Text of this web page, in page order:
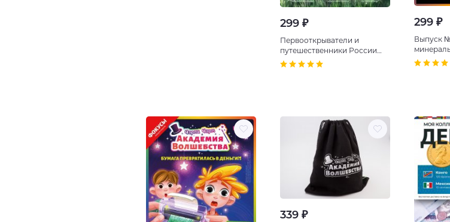
299 ₽
Первооткрыватели и
путешественники России
№1, Ермак Тимофеевич
299 ₽
Выпуск
339 ₽